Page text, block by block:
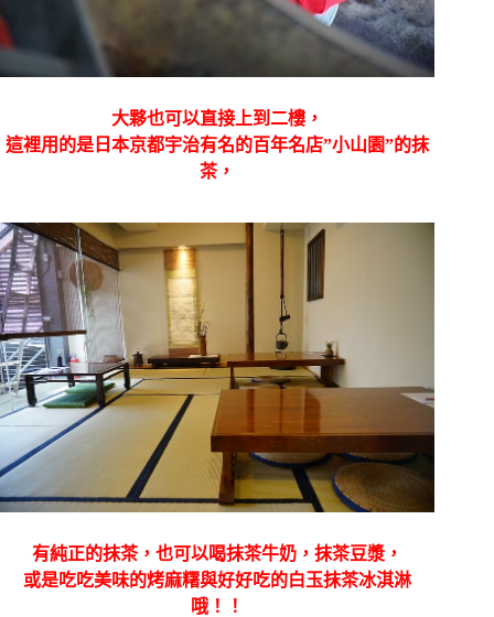
大夥也可以直接上到二樓，
這裡用的是日本京都宇治有名的百年名店”小山園”的抹
茶，
有純正的抹茶，也可以喝抹茶牛奶，抹茶豆漿，
或是吃吃美味的烤麻糬與好好吃的白玉抹茶冰淇淋
哦！！